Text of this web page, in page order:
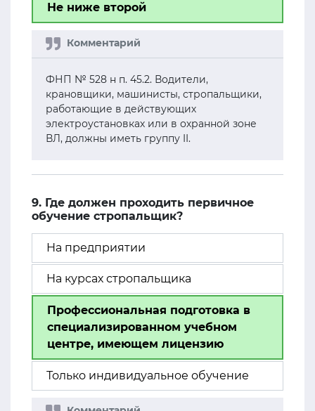
Не ниже второй
ФНП № 528 н п. 45.2. Водители,
крановщики, машинисты, стропальщики,
работающие в действующих
электроустановках или в охранной зоне
ВЛ, должны иметь группу II.
9. Где должен проходить первичное
обучение стропальщик?
На предприятии
На курсах стропальщика
Профессиональная подготовка в
специализированном учебном
центре, имеющем лицензию
Только индивидуальное обучение